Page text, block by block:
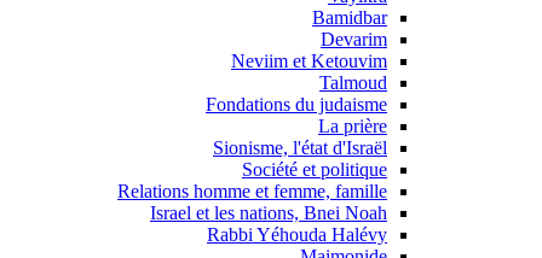
Bamidbar
Devarim
Neviim et Ketouvim
Talmoud
Fondations du judaisme
La prière
Sionisme, l'état d'Israël
Société et politique
Relations homme et femme, famille
Israel et les nations, Bnei Noah
Rabbi Yéhouda Halévy